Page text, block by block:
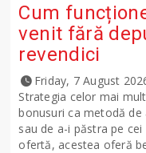
Cum
venit fără
revendici
Friday, 7 August
Strategia celor mai
bonusuri ca metodă
sau de a-i păstra pe
ofertă, acestea oferă